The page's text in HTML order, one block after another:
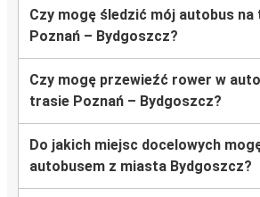
Czy mogę śledzić mój autobus na
Poznań – Bydgoszcz?
Czy mogę przewieźć rower w
trasie Poznań – Bydgoszcz?
Do jakich miejsc docelowych
autobusem z miasta Bydgoszcz?